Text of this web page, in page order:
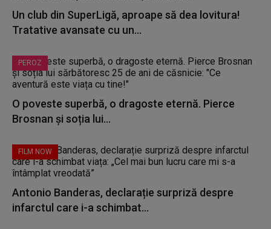
Un club din SuperLigă, aproape să dea lovitura!
Tratative avansate cu un...
PEROZ
O poveste superbă, o dragoste eternă. Pierce
Brosnan și soția lui...
FILM NOW
Antonio Banderas, declarație surpriză despre
infarctul care i-a schimbat...